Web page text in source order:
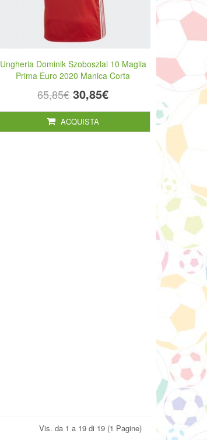
Ungheria Dominik Szoboszlai 10 Maglia
Prima Euro 2020 Manica Corta
65,85€ 30,85€
ACQUISTA
Vis. da 1 a 19 di 19 (1 Pagine)